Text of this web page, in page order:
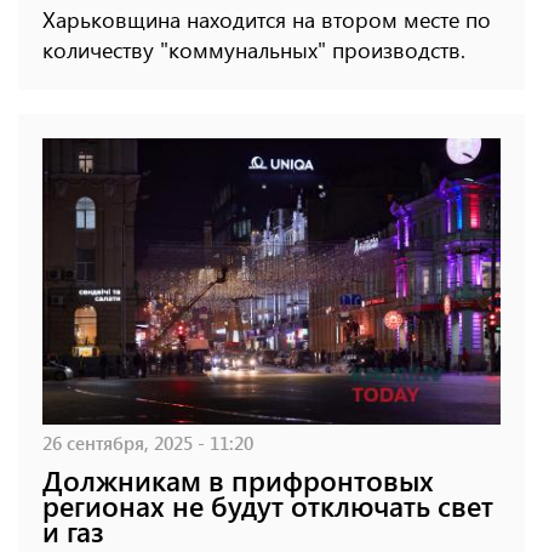
Харьковщина находится на втором месте по
количеству "коммунальных" производств.
26 сентября, 2025 - 11:20
Должникам в прифронтовых
регионах не будут отключать свет
и газ